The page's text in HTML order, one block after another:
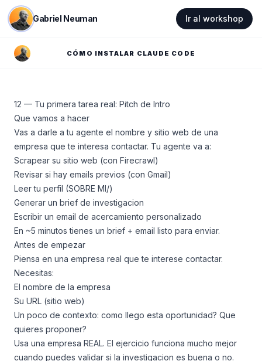
Gabriel Neuman Ir al workshop
CÓMO INSTALAR CLAUDE CODE
12 — Tu primera tarea real: Pitch de Intro
Que vamos a hacer
Vas a darle a tu agente el nombre y sitio web de una
empresa que te interesa contactar. Tu agente va a:
Scrapear su sitio web (con Firecrawl)
Revisar si hay emails previos (con Gmail)
Leer tu perfil (SOBRE MI/)
Generar un brief de investigacion
Escribir un email de acercamiento personalizado
En ~5 minutos tienes un brief + email listo para enviar.
Antes de empezar
Piensa en una empresa real que te interese contactar.
Necesitas:
El nombre de la empresa
Su URL (sitio web)
Un poco de contexto: como llego esta oportunidad? Que
quieres proponer?
Usa una empresa REAL. El ejercicio funciona mucho mejor
cuando puedes validar si la investigacion es buena o no.